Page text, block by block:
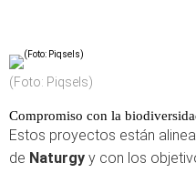
(Foto: Piqsels)
Compromiso con la
Estos proyectos están
de Naturgy y con los